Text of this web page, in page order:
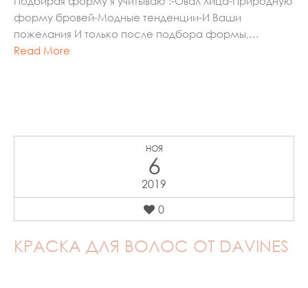
форму бровей-Модные тенденции-И Ваши
пожелания И только после подбора формы,…
Read More
НОЯ
6
2019
0
КРАСКА ДЛЯ ВОЛОС ОТ DAVINES